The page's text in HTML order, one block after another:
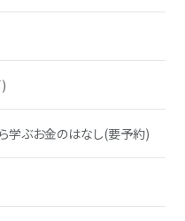
学ぶお金のはなし(要予約)